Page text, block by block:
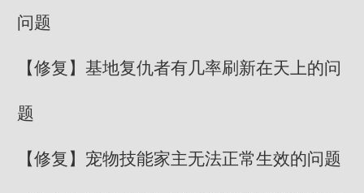
问题
【修复】基地复仇者有几率刷新在天上的问
题
【修复】宠物技能家主无法正常生效的问题